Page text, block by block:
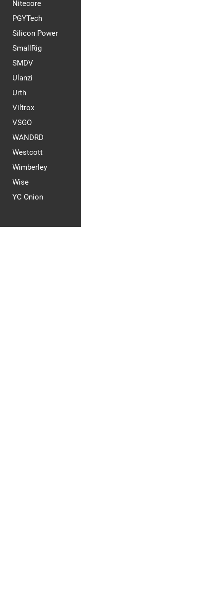
Nitecore
PGYTech
Silicon Power
SmallRig
SMDV
Ulanzi
Urth
Viltrox
VSGO
WANDRD
Westcott
Wimberley
Wise
YC Onion